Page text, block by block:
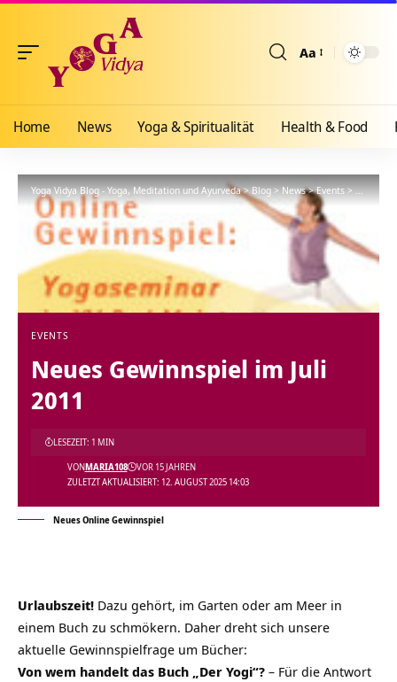
Aa
Home News Yoga & Spiritualität Health & Food
Yoga Vidya Blog - Yoga, Meditation und Ayurveda>Blog>News>Events>Neues
EVENTS
Neues Gewinnspiel im Juli
2011
ZULETZT AKTUALISIERT: 12. AUGUST 2025 14:03
VONMARIA108 VOR 15 JAHREN
LESEZEIT: 1 MIN
Neues Online Gewinnspiel
Urlaubszeit! Dazu gehört, im Garten oder am Meer in
einem Buch zu schmökern. Daher dreht sich unsere
aktuelle Gewinnspielfrage um Bücher:
Von wem handelt das Buch „Der Yogi“? – Für die Antwort